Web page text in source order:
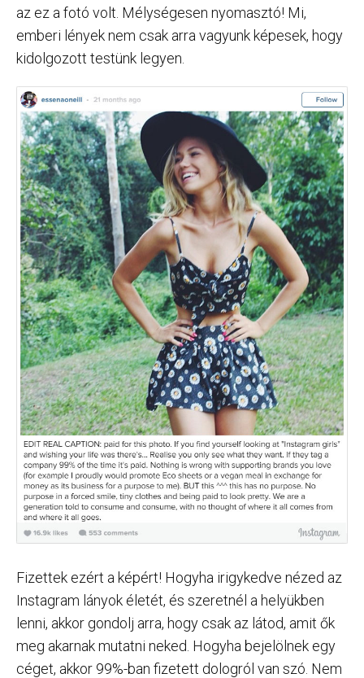
az ez a fotó volt. Mélységesen nyomasztó! Mi,
emberi lények nem csak arra vagyunk képesek, hogy
kidolgozott testünk legyen.
Fizettek ezért a képért! Hogyha irigykedve nézed az
Instagram lányok életét, és szeretnél a helyükben
lenni, akkor gondolj arra, hogy csak az látod, amit ők
meg akarnak mutatni neked. Hogyha bejelölnek egy
céget, akkor 99%-ban fizetett dologról van szó. Nem